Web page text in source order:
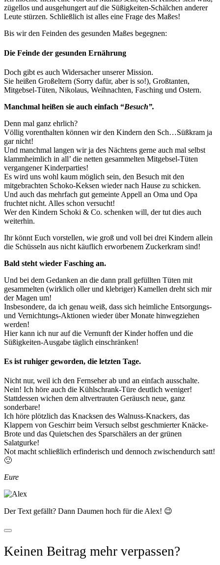
zügellos und ausgehungert auf die Süßigkeiten-Schälchen anderer
Leute stürzen. Schließlich ist alles eine Frage des Maßes!
Bis wir den Feinden des gesunden Maßes begegnen:
Die Feinde der gesunden Ernährung
Doch gibt es auch Widersacher unserer Mission.
Sie heißen Großeltern (Sorry dafür, aber is so!), Großtanten,
Mitgebsel-Tüten, Nikolaus, Weihnachten, Fasching und Ostern.
Manchmal heißen sie auch einfach “Besuch”.
Denn mal ganz ehrlich?
Völlig vorenthalten können wir den Kindern den Sch…Süßkram ja
gar nicht!
Und manchmal langen wir ja des Nächtens gerne auch mal selbst
klammheimlich in all’ die netten gesammelten Mitgebsel-Tüten
vergangener Kinderparties!
Es wird uns wohl kaum möglich sein, den Besuch mit den
mitgebrachten Schoko-Keksen wieder nach Hause zu schicken.
Und auch das mehrfach gut gemeinte Appell an Oma und Opa
fruchtet nicht. Alles schon versucht!
Wer den Kindern Schoki & Co. schenken will, der tut dies auch
weiterhin.
Ihr könnt Euch vorstellen, wie groß und voll bei drei Kindern allein
die Schüsseln aus nicht käuflich erworbenem Zuckerkram sind!
Bald steht wieder Fasching an.
Und bei dem Gedanken an die dann prall gefüllten Tüten mit
gesammelten (wirklich oller und klebriger) Kamellen dreht sich mir
der Magen um!
Insbesondere, da ich genau weiß, dass sich heimliche Entsorgungs-
und Vernichtungs-Aktionen wieder über Monate hinwegziehen
werden!
Hier kann ich nur auf die Vernunft der Kinder hoffen und die
Süßigkeiten-Ausgabe täglich einschränken!
Es ist ruhiger geworden, die letzten Tage.
Nicht nur, weil ich den Fernseher ab und an einfach ausschalte.
Nein! Ich höre auch die Kühlschrank-Türe deutlich weniger!
Stattdessen wichen dem altvertrauten Geräusch neue, ganz
sonderbare!
Ich höre plötzlich das Knacksen des Walnuss-Knackers, das
Klappern von Geschirr beim Versuch selbst geschmierter Knäcke-
Brote und das Quietschen des Sparschälers an der grünen
Salatgurke!
Not macht schließlich erfinderisch und dennoch zwischendurch satt!
🙂
Eure
Der Text gefällt? Dann Daumen hoch für die Alex! 😉
Keinen Beitrag mehr verpassen?